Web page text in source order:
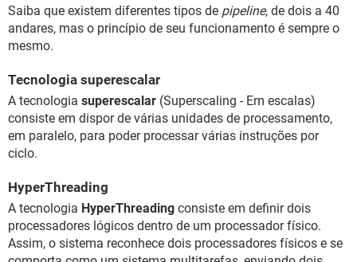
Saiba que existem diferentes tipos de pipeline, de dois a 40
andares, mas o princípio de seu funcionamento é sempre o
mesmo.
Tecnologia superescalar
A tecnologia superescalar (Superscaling - Em escalas)
consiste em dispor de várias unidades de processamento,
em paralelo, para poder processar várias instruções por
ciclo.
HyperThreading
A tecnologia HyperThreading consiste em definir dois
processadores lógicos dentro de um processador físico.
Assim, o sistema reconhece dois processadores físicos e se